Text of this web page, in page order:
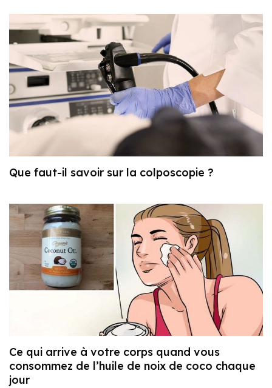
Que faut-il savoir sur la colposcopie ?
Ce qui arrive à votre corps quand vous
consommez de l’huile de noix de coco chaque
jour